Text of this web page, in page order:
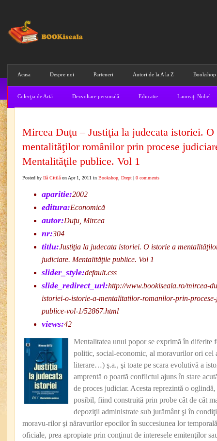
Acasa Despre noi Parteneri Autori de la A la Z Bookshop
Colecţia de Artă Dezvoltare personală Educatie Laureaţi Nobel
Mircea Duţu – Justiţia la judecata istoriei. O
mentalităţilor românilor prin procese
Mentalităţile publice. Vol 1
Posted by Ilă Citilă on Apr 1, 2011 in Bookshop Drept | 0 comments
aparitie:2002
editura:Economică
autor:Duţu, Mircea
nr:304
titlu:Justiţia la judecata istoriei. O istorie a
judiciare. Mentalităţile publice. Vol 1
slider_style:default.css
slide_redirect_url:http://www.bookiseala.ro/mircea-
istoriei-o-istorie-a-mentalitatilor-romanilor-prin-
publice-vol-1/52867.html
views:42
Mentalitatea unui popor se exprimă în diferite
politic, social-economic, al moravurilor ori cel
literare…) ş.a., şi toate pe scara evolutivă a
amprentă o poartă conflictul ajuns în stare
de proces judiciar. Acesta reprezintă o
posibil, fiind construită prin probe cât de cât
depoziţii administrate sub jurământ şi în
moravu-rilor şi năravurilor epocilor în succesiunea lor
oficiale, prea apropiate prin conţinut de interesele emitenţilor